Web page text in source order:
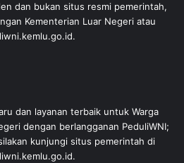
dan bukan situs resmi pemerintah,
Kementerian Luar Negeri atau
dan layanan terbaik untuk Warga
dengan berlangganan PeduliWNI;
kunjungi situs pemerintah di